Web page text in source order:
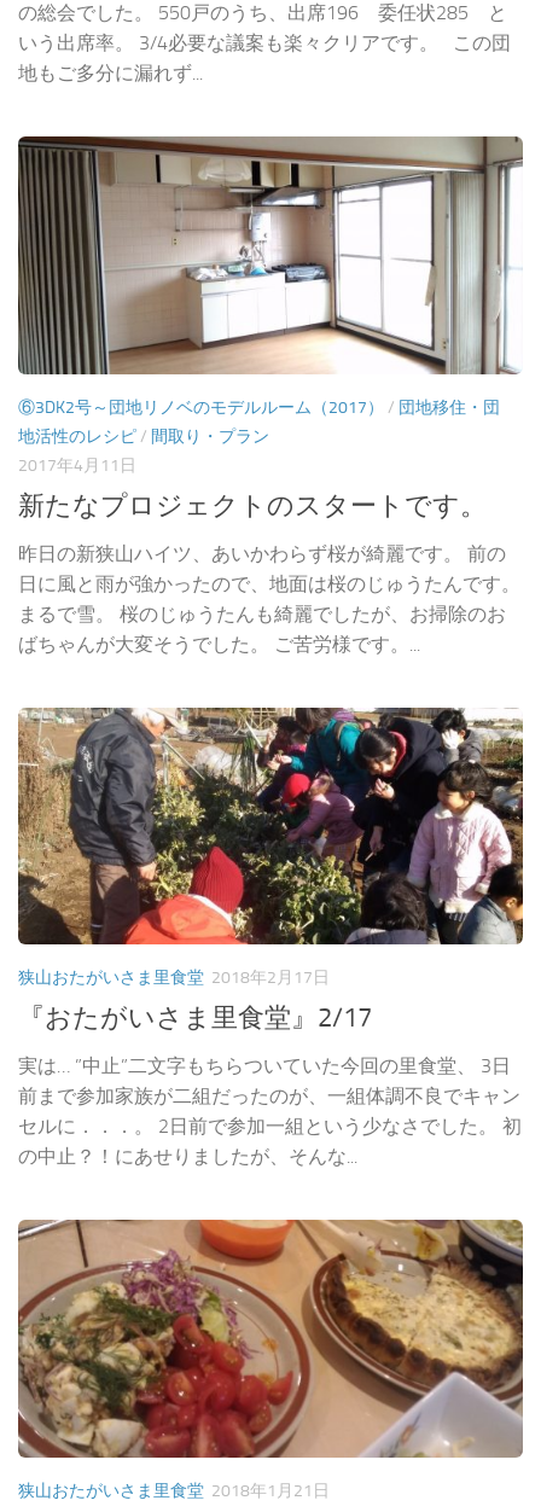
の総会でした。 550戸のうち、出席196 委任状285 と
いう出席率。 3/4必要な議案も楽々クリアです。 この団
地もご多分に漏れず...
⑥3DK2号～団地リノベのモデルルーム（2017） / 団地移住・団
地活性のレシピ/ 間取り・プラン
2017年4月11日
新たなプロジェクトのスタートです。
昨日の新狭山ハイツ、あいかわらず桜が綺麗です。 前の
日に風と雨が強かったので、地面は桜のじゅうたんです。
まるで雪。 桜のじゅうたんも綺麗でしたが、お掃除のお
ばちゃんが大変そうでした。 ご苦労様です。...
狭山おたがいさま里食堂 2018年2月17日
『おたがいさま里食堂』2/17
実は… ”中止”二文字もちらついていた今回の里食堂、 3日
前まで参加家族が二組だったのが、一組体調不良でキャン
セルに．．．。 2日前で参加一組という少なさでした。 初
の中止？！にあせりましたが、そんな...
狭山おたがいさま里食堂 2018年1月21日